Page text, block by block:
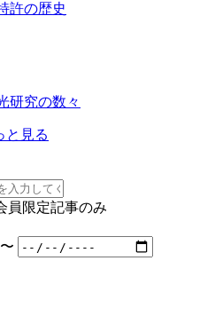
許の歴史
研究の数々
と見る
員限定記事のみ
〜